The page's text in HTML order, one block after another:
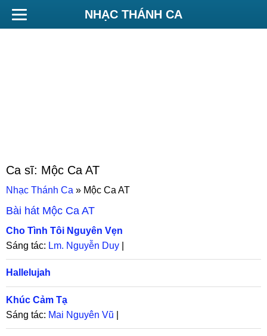
NHẠC THÁNH CA
Ca sĩ: Mộc Ca AT
Nhạc Thánh Ca » Mộc Ca AT
Bài hát Mộc Ca AT
Cho Tình Tôi Nguyên Vẹn
Sáng tác: Lm. Nguyễn Duy
Hallelujah
Khúc Cảm Tạ
Sáng tác: Mai Nguyên Vũ